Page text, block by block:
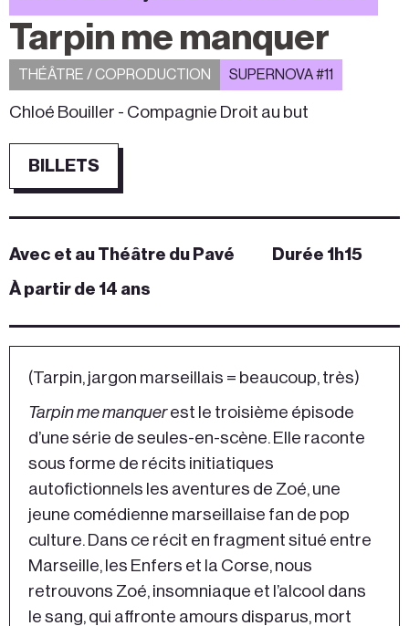
Tarpin me manquer
THÉÂTRE / COPRODUCTION SUPERNOVA #11
Chloé Bouiller - Compagnie Droit au but
BILLETS
Avec et au Théâtre du Pavé
Durée 1h15
À partir de 14 ans
(Tarpin, jargon marseillais = beaucoup, très)
Tarpin me manquerest le troisième épisode
d’une série de seules-en-scène. Elle raconte
sous forme de récits initiatiques
autofictionnels les aventures de Zoé, une
jeune comédienne marseillaise fan de pop
culture. Dans ce récit en fragment situé entre
Marseille, les Enfers et la Corse, nous
retrouvons Zoé, insomniaque et l’alcool dans
le sang, qui affronte amours disparus, mort